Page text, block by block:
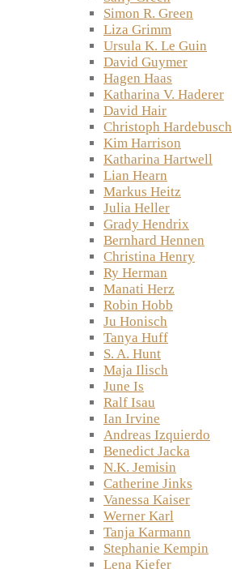
Simon R. Green
Liza Grimm
Ursula K. Le Guin
David Guymer
Hagen Haas
Katharina V. Haderer
David Hair
Christoph Hardebusch
Kim Harrison
Katharina Hartwell
Lian Hearn
Markus Heitz
Julia Heller
Grady Hendrix
Bernhard Hennen
Christina Henry
Ry Herman
Manati Herz
Robin Hobb
Ju Honisch
Tanya Huff
S. A. Hunt
Maja Ilisch
June Is
Ralf Isau
Ian Irvine
Andreas Izquierdo
Benedict Jacka
N.K. Jemisin
Catherine Jinks
Vanessa Kaiser
Werner Karl
Tanja Karmann
Stephanie Kempin
Lena Kiefer